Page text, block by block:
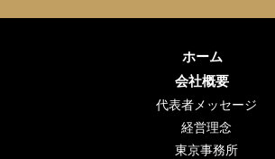
ホーム
会社概要
代表者メッセージ
経営理念
東京事務所